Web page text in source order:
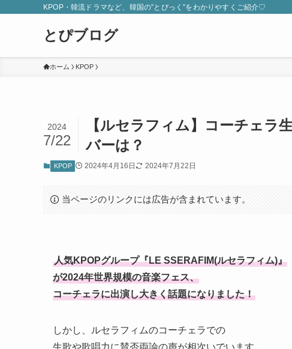
KPOP・韓流ドラマなど、韓国の”とぴっく”をわかりやすくご紹介♡
とぴブログ
ホーム KPOP
【ルセラフィム】コーチェラ
バーは？
2024
7/22
KPOP 2024年4月16日 2024年7月22日
当ページのリンクには広告が含まれています。
人気KPOPグループ『LE SSERAFIM(ルセラフィム)』
が2024年世界規模の音楽フェス、
コーチェラに出演し大きく話題になりました！
しかし、ルセラフィムのコーチェラでの